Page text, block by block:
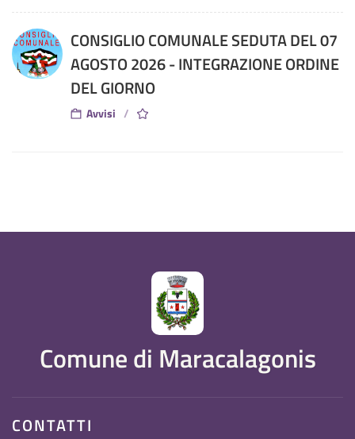
CONSIGLIO COMUNALE SEDUTA DEL 07
AGOSTO 2026 - INTEGRAZIONE ORDINE
DEL GIORNO
Avvisi
Comune di Maracalagonis
CONTATTI